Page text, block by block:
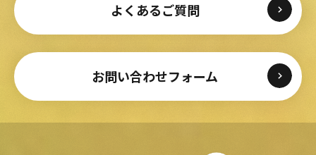
よくあるご質問
お問い合わせフォーム